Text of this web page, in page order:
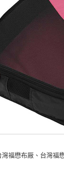
福懋布厰、台灣福